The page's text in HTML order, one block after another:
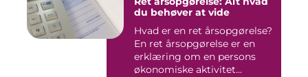
du behøver at vide
Hvad er en ret årsopgørelse?
En ret årsopgørelse er en
erklæring om en persons
økonomiske aktivitet...